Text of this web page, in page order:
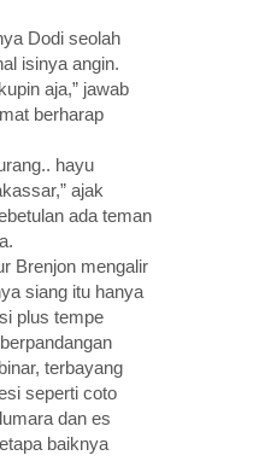
Dodi seolah
isinya angin.
aja,” jawab
berharap
hayu
ajak
ada teman
Brenjon mengalir
siang itu hanya
plus tempe
terbayang
seperti coto
dan es
baiknya